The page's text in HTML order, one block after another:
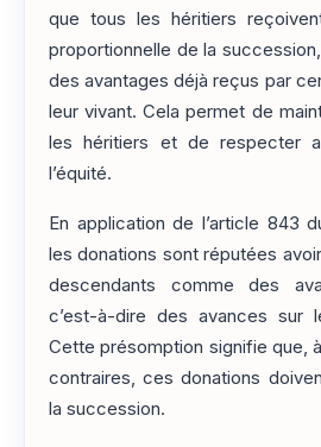
que tous les héritiers
proportionnelle de la
des avantages déjà reçus par
leur vivant. Cela permet de
les héritiers et de respecter
l’équité.
En application de l’article 843
les donations sont réputées
descendants comme des
c’est-à-dire des avances sur
Cette présomption signifie que,
contraires, ces donations
la succession.